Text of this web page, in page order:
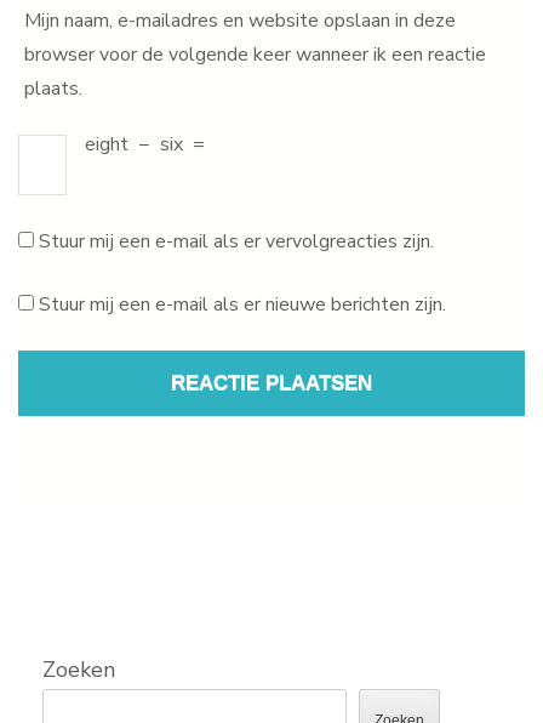
Mijn naam, e-mailadres en website opslaan in deze
browser voor de volgende keer wanneer ik een reactie
plaats.
eight − six =
Stuur mij een e-mail als er vervolgreacties zijn.
Stuur mij een e-mail als er nieuwe berichten zijn.
Zoeken